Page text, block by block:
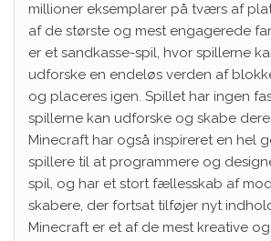
millioner eksemplarer på tværs af
af de største og mest engagerede
er et sandkasse-spil, hvor spillerne
udforske en endeløs verden af
og placeres igen. Spillet har ingen
spillerne kan udforske og skabe
Minecraft har også inspireret en hel
spillere til at programmere og
spil, og har et stort fællesskab af
skabere, der fortsat tilføjer nyt
Minecraft er et af de mest kreative